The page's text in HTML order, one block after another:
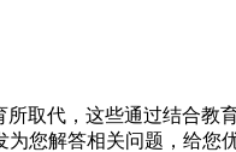
取代，这些通过结合
您解答相关问题，给您